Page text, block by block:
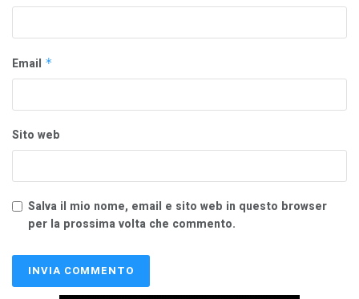
Email *
Sito web
Salva il mio nome, email e sito web in questo browser
per la prossima volta che commento.